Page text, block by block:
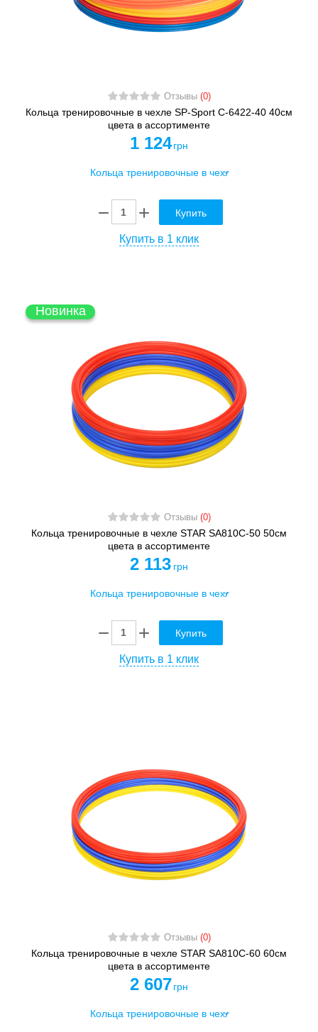
Отзывы (0)
Кольца тренировочные в чехле SP-Sport C-6422-40 40см
цвета в ассортименте
1 124 грн
Купить
Купить в 1 клик
Новинка
Отзывы (0)
Кольца тренировочные в чехле STAR SA810C-50 50см
цвета в ассортименте
2 113 грн
Купить
Купить в 1 клик
Отзывы (0)
Кольца тренировочные в чехле STAR SA810C-60 60см
цвета в ассортименте
2 607 грн